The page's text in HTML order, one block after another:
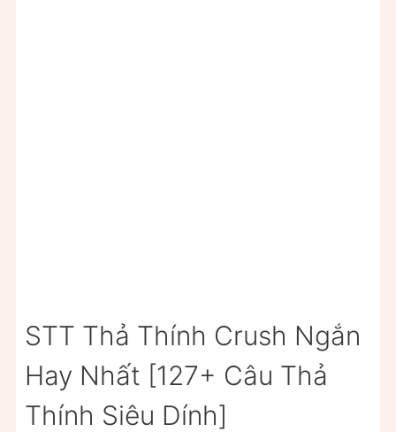
STT Thả Thính Crush Ngắn
Hay Nhất [127+ Câu Thả
Thính Siêu Dính]